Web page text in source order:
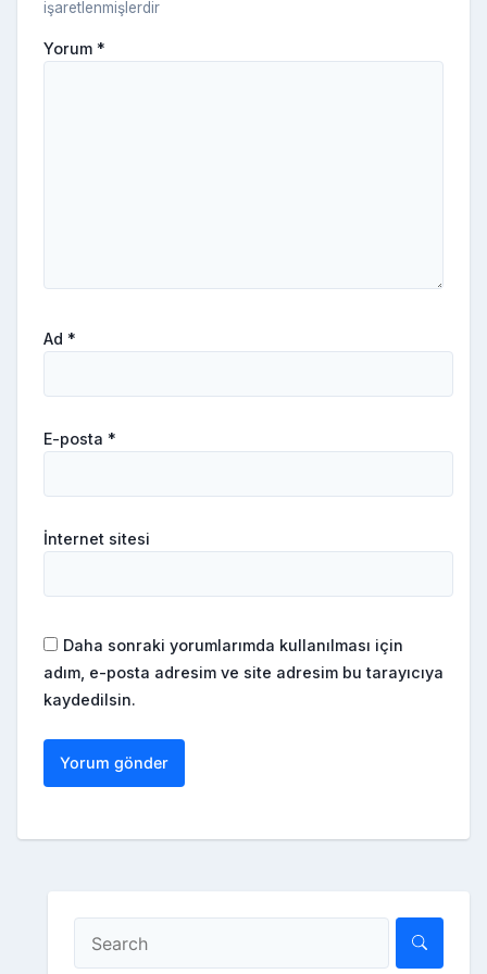
işaretlenmişlerdir
Yorum *
Ad *
E-posta *
İnternet sitesi
Daha sonraki yorumlarımda kullanılması için
adım, e-posta adresim ve site adresim bu tarayıcıya
kaydedilsin.